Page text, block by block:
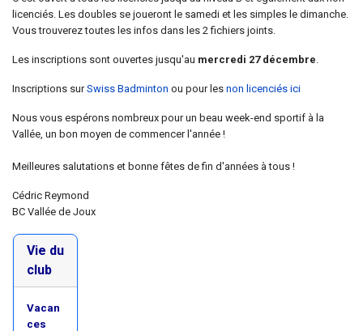
licenciés. Les doubles se joueront le samedi et les simples le dimanche.
Vous trouverez toutes les infos dans les 2 fichiers joints.
Les inscriptions sont ouvertes jusqu'au mercredi 27 décembre.
Inscriptions surSwiss Badminton ou pour les non licenciés ici
Nous vous espérons nombreux pour un beau week-end sportif à la
Vallée, un bon moyen de commencer l'année !
Meilleures salutations et bonne fêtes de fin d'années à tous !
Cédric Reymond
BC Vallée de Joux
Vie du
club
Vacan
ces